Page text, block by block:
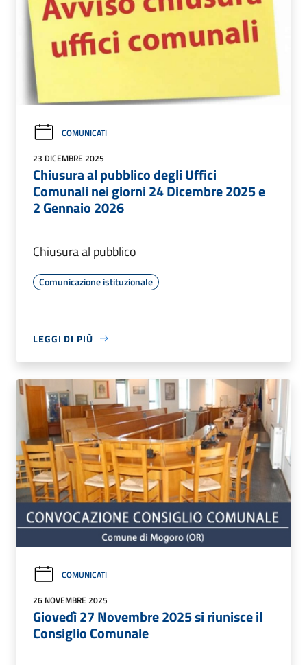
COMUNICATI
23 DICEMBRE 2025
Chiusura al pubblico degli Uffici
Comunali nei giorni 24 Dicembre 2025 e
2 Gennaio 2026
Chiusura al pubblico
Comunicazione istituzionale
LEGGI DI PIÙ
COMUNICATI
26 NOVEMBRE 2025
Giovedì 27 Novembre 2025 si riunisce il
Consiglio Comunale